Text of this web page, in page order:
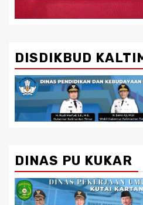
DISDIKBUD
DINAS PU KUKAR